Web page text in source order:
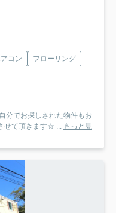
コン
フローリング
分でお探しされた物件もお
せて頂きます☆ ... もっと見